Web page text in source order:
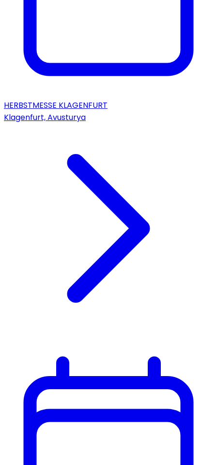
HERBSTMESSE KLAGENFURT
Klagenfurt, Avusturya